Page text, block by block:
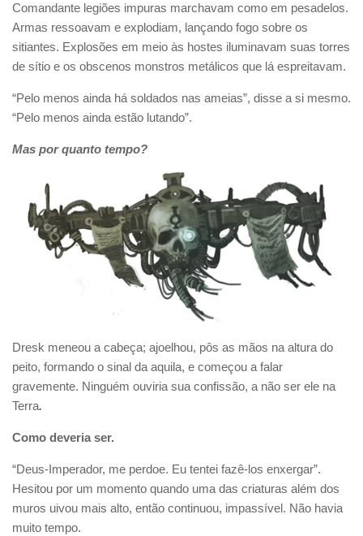
Comandante legiões impuras marchavam como em pesadelos.
Armas ressoavam e explodiam, lançando fogo sobre os
sitiantes. Explosões em meio às hostes iluminavam suas torres
de sítio e os obscenos monstros metálicos que lá espreitavam.
“Pelo menos ainda há soldados nas ameias”, disse a si mesmo.
“Pelo menos ainda estão lutando”.
Mas por quanto tempo?
Dresk meneou a cabeça; ajoelhou, pôs as mãos na altura do
peito, formando o sinal da aquila, e começou a falar
gravemente. Ninguém ouviria sua confissão, a não ser ele na
Terra.
Como deveria ser.
“Deus-Imperador, me perdoe. Eu tentei fazê-los enxergar”.
Hesitou por um momento quando uma das criaturas além dos
muros uivou mais alto, então continuou, impassível. Não havia
muito tempo.